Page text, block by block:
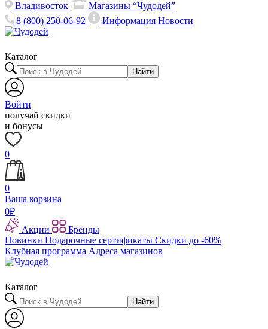
Владивосток
Магазины “Чудодей”
8 (800) 250-06-92
ИнформацияНовости
Каталог
Найти
Войти
получай скидки
и бонусы
0
0
Ваша корзина
0₽
Акции
Бренды
Новинки Подарочные сертификаты Скидки до -60%
Клубная программа Адреса магазинов
Каталог
Найти